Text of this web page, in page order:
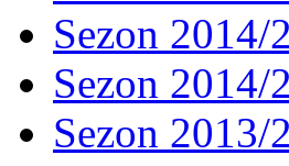
Sezon 2014/
Sezon 2014/
Sezon 2013/